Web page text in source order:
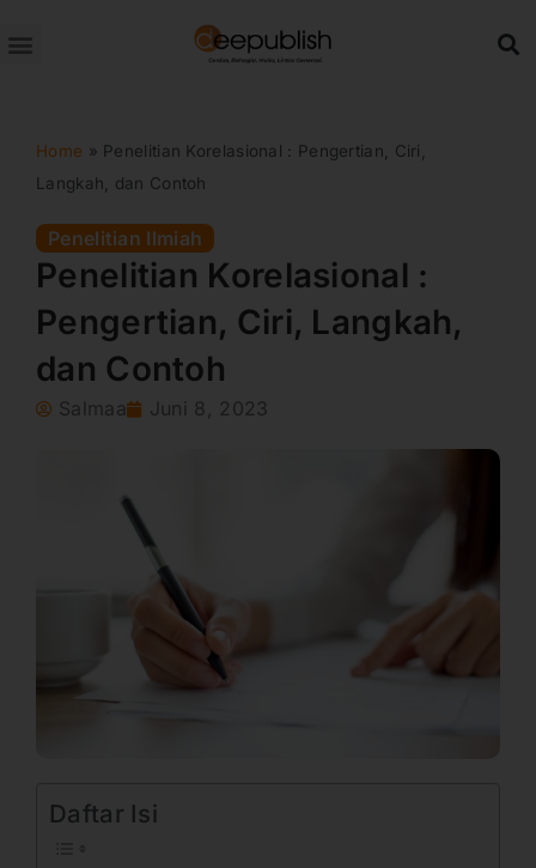
ke
Home » Penelitian Korelasional : Pengertian, Ciri,
Langkah, dan Contoh
Penelitian Ilmiah
Penelitian Korelasional :
Pengertian, Ciri, Langkah,
dan Contoh
Salmaa Juni 8, 2023
Daftar Isi